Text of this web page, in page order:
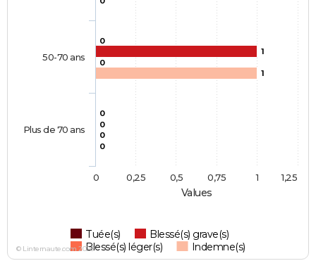
Values
0
0
1
0
0
0
1
0
Tuée(s)
Blessé(s) grave(s)
Blessé(s) léger(s)
Indemne(s)
50-70 ans
Plus de 70 ans
0 1
0,25 0,5 0,75 1,25
© Linternaute.com 2026